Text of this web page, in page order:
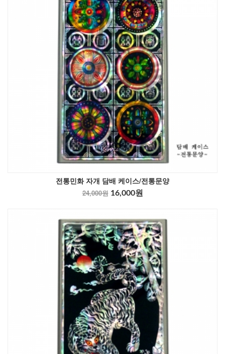
전통민화 자개 담배 케이스/전통문양
24,000원 16,000원